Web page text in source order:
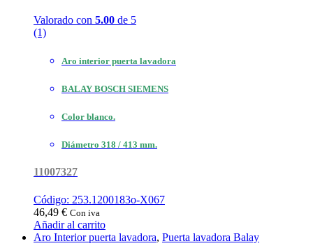
Valorado con 5.00 de 5
(1)
Aro interior puerta lavadora
BALAY BOSCH SIEMENS
Color blanco.
Diámetro 318 / 413 mm.
11007327
Código: 253.1200183o-X067
46,49 € Con iva
Añadir al carrito
Aro Interior puerta lavadora, Puerta lavadora Balay